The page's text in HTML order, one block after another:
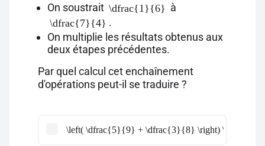
On soustrait \dfrac{1}{6} à
\dfrac{7}{4} .
On multiplie les résultats obtenus aux
deux étapes précédentes.
Par quel calcul cet enchaînement
d'opérations peut-il se traduire ?
\left( \dfrac{5}{9} + \dfrac{3}{8} \right) \times